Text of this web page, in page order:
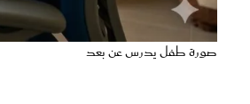
صورة طفل يدرس عن بعد